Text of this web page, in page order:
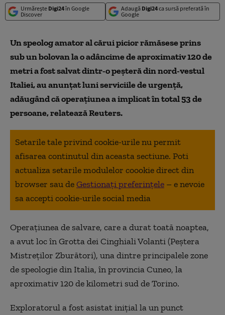
Urmărește Digi24în Google
Discover
Adaugă Digi24ca sursă preferată în
Google
Un speolog amator al cărui picior rămăsese prins
sub un bolovan la o adâncime de aproximativ 120 de
metri a fost salvat dintr-o peşteră din nord-vestul
Italiei, au anunţat luni serviciile de urgenţă,
adăugând că operaţiunea a implicat în total 53 de
persoane, relatează Reuters.
Setarile tale privind cookie-urile nu permit
afisarea continutul din aceasta sectiune. Poti
actualiza setarile modulelor coookie direct din
browser sau deGestionați preferințele – e nevoie
sa accepti cookie-urile social media
Operaţiunea de salvare, care a durat toată noaptea,
a avut loc în Grotta dei Cinghiali Volanti (Peştera
Mistreţilor Zburători), una dintre principalele zone
de speologie din Italia, în provincia Cuneo, la
aproximativ 120 de kilometri sud de Torino.
Exploratorul a fost asistat iniţial la un punct